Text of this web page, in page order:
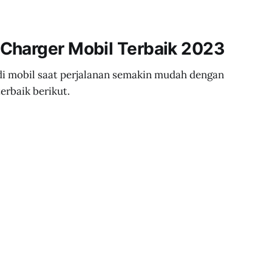
Mobil Terbaik 2023
mobil saat perjalanan semakin mudah dengan
berikut.